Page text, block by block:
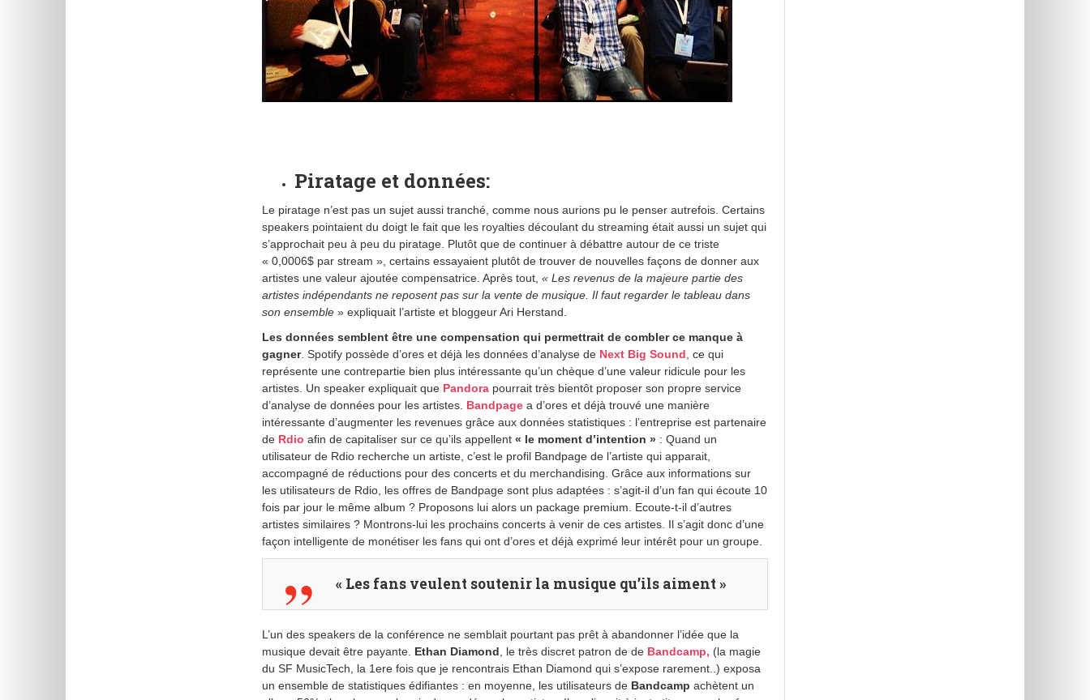
Piratage et données:
Le piratage n’est pas un sujet aussi tranché, comme nous aurions pu le penser autrefois. Certains
speakers pointaient du doigt le fait que les royalties découlant du streaming était aussi un sujet qui
s’approchait peu à peu du piratage. Plutôt que de continuer à débattre autour de ce triste
« 0,0006$ par stream », certains essayaient plutôt de trouver de nouvelles façons de donner aux
artistes une valeur ajoutée compensatrice. Après tout,« Les revenus de la majeure partie des
artistes indépendants ne reposent pas sur la vente de musique. Il faut regarder le tableau dans
son ensemble» expliquait l’artiste et bloggeur Ari Herstand.
Les données semblent être une compensation qui permettrait de combler ce manque à
gagner. Spotify possède d’ores et déjà les données d’analyse de Next Big Sound, ce qui
représente une contrepartie bien plus intéressante qu’un chèque d’une valeur ridicule pour les
artistes. Un speaker expliquait que Pandora pourrait très bientôt proposer son propre service
d’analyse de données pour les artistes. Bandpage a d’ores et déjà trouvé une manière
intéressante d’augmenter les revenues grâce aux données statistiques : l’entreprise est partenaire
de Rdio afin de capitaliser sur ce qu’ils appellent« le moment d’intention » : Quand un
utilisateur de Rdio recherche un artiste, c’est le profil Bandpage de l’artiste qui apparait,
accompagné de réductions pour des concerts et du merchandising. Grâce aux informations sur
les utilisateurs de Rdio, les offres de Bandpage sont plus adaptées : s’agit-il d’un fan qui écoute 10
fois par jour le même album ? Proposons lui alors un package premium. Ecoute-t-il d’autres
artistes similaires ? Montrons-lui les prochains concerts à venir de ces artistes. Il s’agit donc d’une
façon intelligente de monétiser les fans qui ont d’ores et déjà exprimé leur intérêt pour un groupe.
« Les fans veulent soutenir la musique qu’ils aiment »
L’un des speakers de la conférence ne semblait pourtant pas prêt à abandonner l’idée que la
musique devait être payante. Ethan Diamond, le très discret patron de de Bandcamp, (la magie
du SF MusicTech, la 1ere fois que je rencontrais Ethan Diamond qui s’expose rarement..) exposa
un ensemble de statistiques édifiantes : en moyenne, les utilisateurs de Bandcamp achètent un